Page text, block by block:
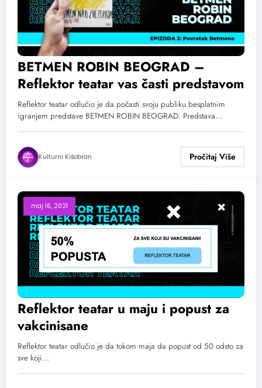
BETMEN ROBIN BEOGRAD –
Reflektor teatar vas časti predstavom
Reflektor teatar odlučio je da počasti svoju publiku besplatnim
igranjem predstave BETMEN ROBIN BEOGRAD. Predstava…
Kulturni Kišobran
maj 16, 2021
Reflektor teatar u maju i popust za
vakcinisane
Reflektor teatar odlučio je da tokom maja da popust od 50 odsto za
sve koji…